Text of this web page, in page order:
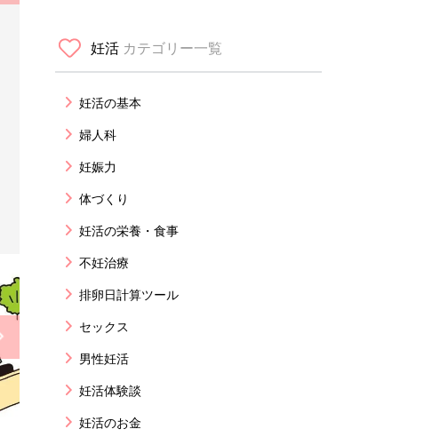
妊活 カテゴリー一覧
妊活の基本
婦人科
妊娠力
体づくり
妊活の栄養・食事
不妊治療
排卵日計算ツール
セックス
男性妊活
妊活体験談
妊活のお金